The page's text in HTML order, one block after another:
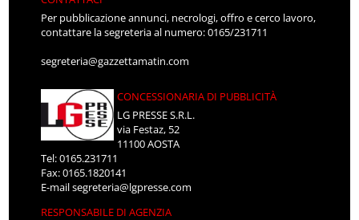
Per pubblicazione annunci, necrologi, offro e cerco lavoro,
contattare la segreteria al numero: 0165/231711
segreteria@gazzettamatin.com
CONCESSIONARIA DI PUBBLICITÀ
LG PRESSE S.R.L.
via Festaz, 52
11100 AOSTA
Tel: 0165.231711
Fax: 0165.1820141
E-mailsegreteria@lgpresse.com
RESPONSABILE DI AGENZIA